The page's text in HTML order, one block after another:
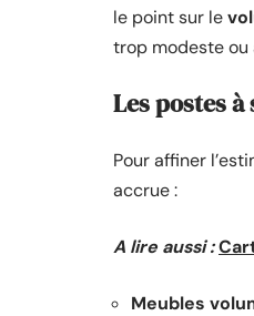
le point sur le
trop modeste ou
Les postes
Pour affiner
accrue :
A lire aussi :
Meubles